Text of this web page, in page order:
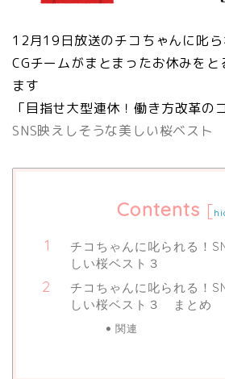
12月19日放送のチコちゃんに叱
CGチームがまとまったお休みをと
ます
「目指せ大型連休！働き方改革の
SNS映えしそうな美しい桜ベスト
Contents [
チコちゃんに叱られる！
しい桜ベスト３
チコちゃんに叱られる！
しい桜ベスト３ まとめ
関連